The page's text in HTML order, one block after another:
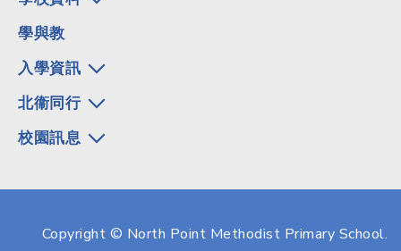
學與教
入學資訊
北衞同行
校園訊息
Copyright © North Point Methodist Primary School.